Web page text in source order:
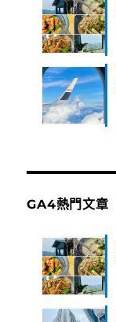
GA4熱門文章